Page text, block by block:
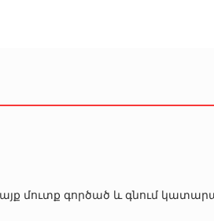
մուտք գործած և գնում